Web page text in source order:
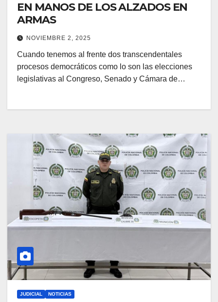
EN MANOS DE LOS ALZADOS EN
ARMAS
NOVIEMBRE 2, 2025
Cuando tenemos al frente dos transcendentales
procesos democráticos como lo son las elecciones
legislativas al Congreso, Senado y Cámara de…
JUDICIAL NOTICIAS